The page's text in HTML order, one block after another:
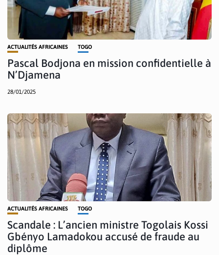
ACTUALITÉS AFRICAINES TOGO
Pascal Bodjona en mission confidentielle à
N’Djamena
28/01/2025
ACTUALITÉS AFRICAINES TOGO
Scandale : L’ancien ministre Togolais Kossi
Gbényo Lamadokou accusé de fraude au
diplôme